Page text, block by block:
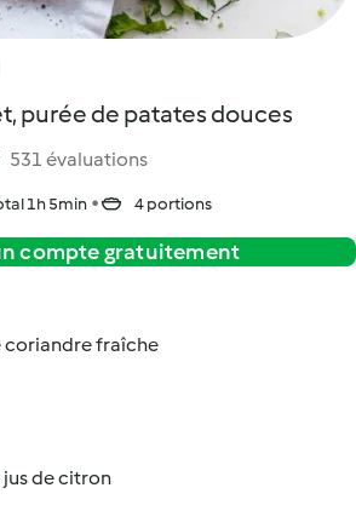
purée de patates douces
531 évaluations
1h 5min 4 portions
compte gratuitement
coriandre fraîche
jus de citron